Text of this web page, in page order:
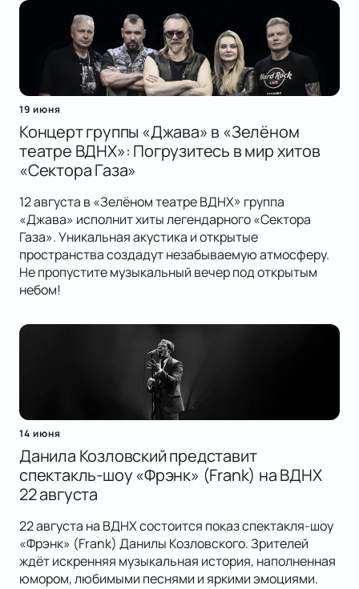
19 июня
Концерт группы «Джава» в «Зелёном
театре ВДНХ»: Погрузитесь в мир хитов
«Сектора Газа»
12 августа в «Зелёном театре ВДНХ» группа
«Джава» исполнит хиты легендарного «Сектора
Газа». Уникальная акустика и открытые
пространства создадут незабываемую атмосферу.
Не пропустите музыкальный вечер под открытым
небом!
14 июня
Данила Козловский представит
спектакль-шоу «Фрэнк» (Frank) на ВДНХ
22 августа
22 августа на ВДНХ состоится показ спектакля-шоу
«Фрэнк» (Frank) Данилы Козловского. Зрителей
ждёт искренняя музыкальная история, наполненная
юмором, любимыми песнями и яркими эмоциями.